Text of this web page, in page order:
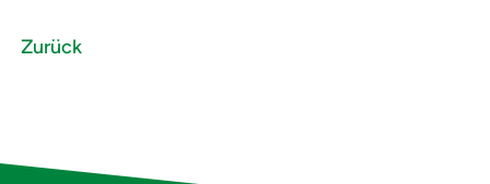
Zurück